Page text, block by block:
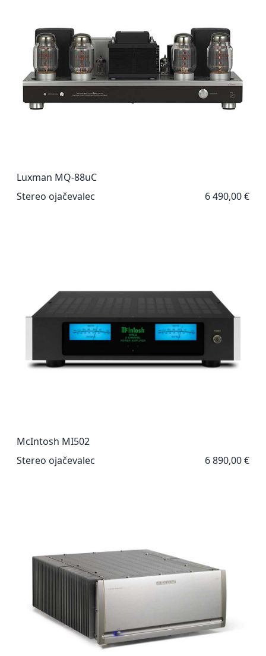
Luxman MQ-88uC
Stereo ojačevalec
6 490,00 €
McIntosh MI502
Stereo ojačevalec
6 890,00 €